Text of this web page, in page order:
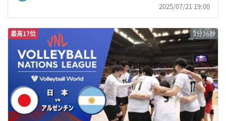
2025/07/21 19:00
最高17位 3分36秒